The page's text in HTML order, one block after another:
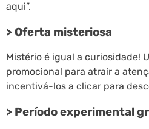
aqui”.
> Oferta misteriosa
Mistério é igual a curiosidade!
promocional para atrair a
incentivá-los a clicar para
> Período experimental